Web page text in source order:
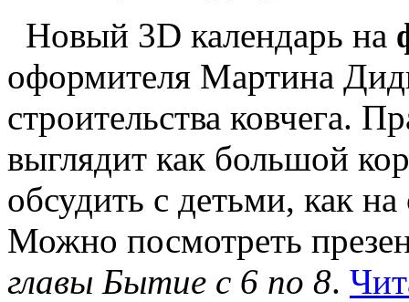
Новый 3D календарь на
оформителя Мартина
строительства ковчега.
выглядит как большой
обсудить с детьми, как
Можно посмотреть
главы Бытие с 6 по 8.